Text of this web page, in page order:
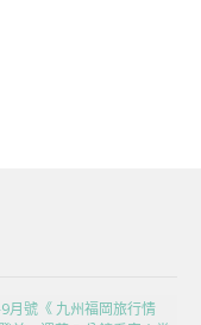
月號《 九州福岡旅行情